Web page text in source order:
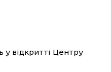
у відкритті Центру